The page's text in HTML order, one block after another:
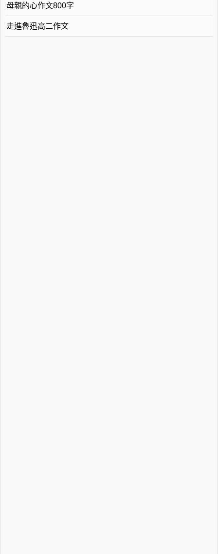
母親的心作文800字
走進魯迅高二作文